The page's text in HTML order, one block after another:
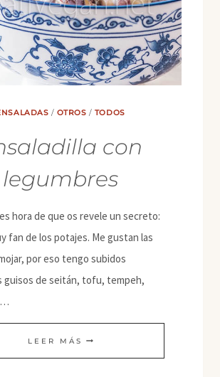
/ OTROS / TODOS
con
legumbres
hora de que os revele un secreto:
fan de los potajes. Me gustan las
por eso tengo subidos
guisos de seitán, tofu, tempeh,
LEER MÁS ENSALADILLA
CON